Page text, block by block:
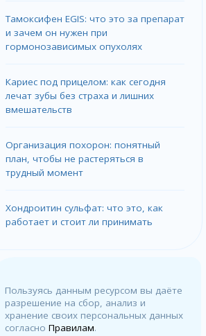
Тамоксифен EGIS: что это за препарат
и зачем он нужен при
гормонозависимых опухолях
Кариес под прицелом: как сегодня
лечат зубы без страха и лишних
вмешательств
Организация похорон: понятный
план, чтобы не растеряться в
трудный момент
Хондроитин сульфат: что это, как
работает и стоит ли принимать
Пользуясь данным ресурсом вы даёте
разрешение на сбор, анализ и
хранение своих персональных данных
согласноПравилам.